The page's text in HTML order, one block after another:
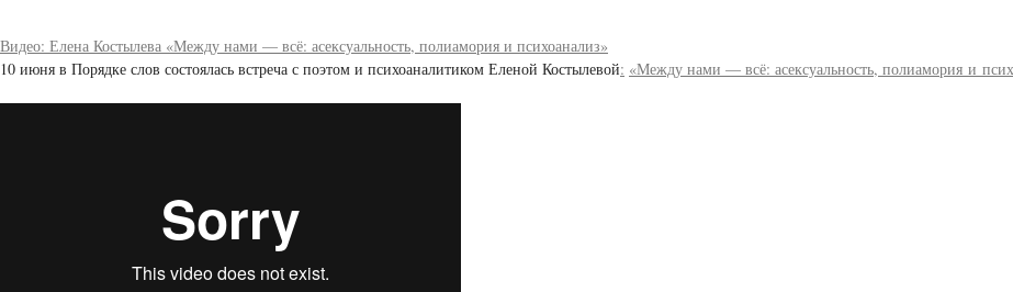
Видео: Елена Костылева «Между нами — всё: асексуальность, полиамория и психоанализ»
10 июня в Порядке слов состоялась встреча с поэтом и психоаналитиком Еленой Костылевой: «Между нами — всё: асексуальность, полиамория и